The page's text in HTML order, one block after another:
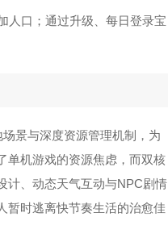
人口；通过升级、每日登录宝
场景与深度资源管理机制，为
单机游戏的资源焦虑，而双核
计、动态天气互动与NPC剧情
暂时逃离快节奏生活的治愈佳